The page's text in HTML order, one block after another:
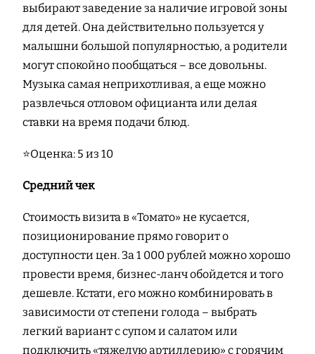
выбирают заведение за наличие игровой зоны
для детей. Она действительно пользуется у
малышни большой популярностью, а родители
могут спокойно пообщаться – все довольны.
Музыка самая неприхотливая, а еще можно
развлечься отловом официанта или делая
ставки на время подачи блюд.
⭐Оценка: 5 из 10
Средний чек
Стоимость визита в «Томато» не кусается,
позиционирование прямо говорит о
доступности цен. За 1 000 рублей можно хорошо
провести время, бизнес-ланч обойдется и того
дешевле. Кстати, его можно комбинировать в
зависимости от степени голода – выбрать
легкий вариант с супом и салатом или
подключить «тяжелую артиллерию» с горячим